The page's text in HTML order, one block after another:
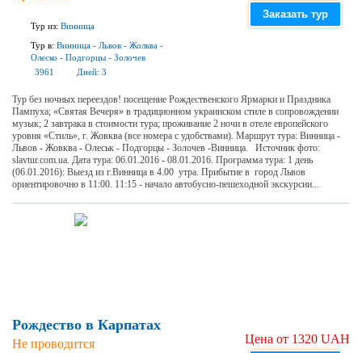
Тур из: Винница
Тур в: Винница - Львов - Жолква -
Олеско - Подгорцы - Золочев
3961
Дней: 3
Заказать тур
Тур без ночных переездов! посещение Рождественского Ярмарки и Праздника
Пампуха; «Святая Вечеря» в традиционном украинском стиле в сопровождении
музык; 2 завтрака в стоимости тура; проживание 2 ночи в отеле европейского
уровня «Стиль», г. Жовква (все номера с удобствами). Маршрут тура: Винница -
Львов - Жовква - Олеськ - Подгорцы - Золочев -Винница. Источник фото:
slavtur.com.ua. Дата тура: 06.01.2016 - 08.01.2016. Программа тура: 1 день
(06.01.2016): Выезд из г.Винница в 4.00 утра. Прибытие в город Львов
ориентировочно в 11:00. 11:15 - начало автобусно-пешеходной экскурсии...
Рождество в Карпатах
Не проводится Цена от 1320 UAH